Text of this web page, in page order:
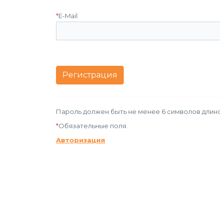
*E-Mail
Пароль должен быть не менее 6 символов
*Обязательные поля.
Авторизация